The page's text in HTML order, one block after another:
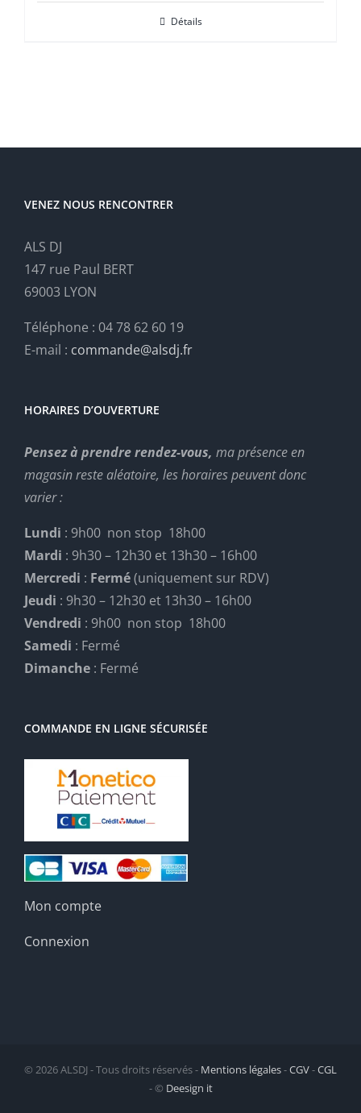
Détails
VENEZ NOUS RENCONTRER
ALS DJ
147 rue Paul BERT
69003 LYON
Téléphone : 04 78 62 60 19
E-mail : commande@alsdj.fr
HORAIRES D’OUVERTURE
Pensez à prendre rendez-vous, ma présence en
magasin reste aléatoire, les horaires peuvent donc
varier :
Lundi : 9h00 non stop 18h00
Mardi : 9h30 – 12h30 et 13h30 – 16h00
Mercredi : Fermé(uniquement sur RDV)
Jeudi : 9h30 – 12h30 et 13h30 – 16h00
Vendredi : 9h00 non stop 18h00
Samedi : Fermé
Dimanche : Fermé
COMMANDE EN LIGNE SÉCURISÉE
Mon compte
Connexion
© 2026 ALSDJ - Tous droits réservés - Mentions légales-CGV-CGL
- © Deesign it